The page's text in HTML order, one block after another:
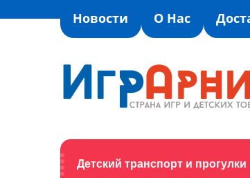
Новости О Нас
Детский транспорт и прогулки